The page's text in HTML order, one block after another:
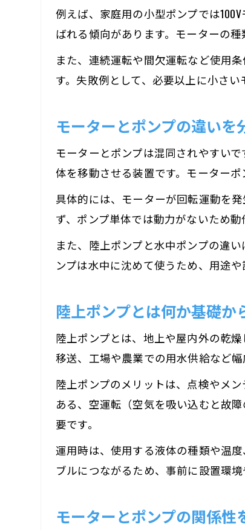
例えば、家庭用の小型ポンプでは
ばれる傾向があります。モーターの
また、連続運転や間欠運転など使用
す。失敗例として、必要以上に小さ
モーターとポンプの違いを
モーターとポンプは混同されやすい
体を移動させる装置です。モーター
具体的には、モーターが回転運動を
ず、ポンプ単体では動力がないため
また、陸上ポンプと水中ポンプの違
ンプは水中に沈めて使うため、用途
陸上ポンプとは何か基礎か
陸上ポンプとは、地上や屋内外の乾
移送、工場や農業での用水供給など
陸上ポンプのメリットは、点検やメ
ある、空運転（空気を吸い込むと故
要です。
運用時は、使用する液体の種類や温
ブルにつながるため、事前に設置環
モーターとポンプの関係性